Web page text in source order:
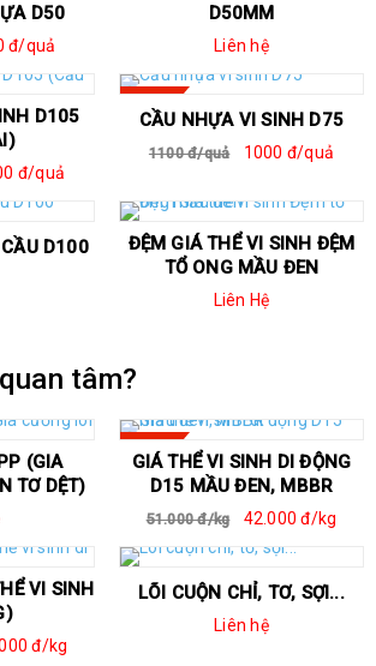
D50
đ/quả
D50MM
Liên hệ
D105
đ/quả
CẦU NHỰA VI SINH D75
1100 đ/quả 1000 đ/quả
D100
ĐỆM GIÁ THỂ VI SINH ĐỆM
TỔ ONG MẦU ĐEN
Liên Hệ
tâm?
(GIA
TƠ DỆT)
SALE
GIÁ THỂ VI SINH DI ĐỘNG
D15 MẦU ĐEN, MBBR
51.000 đ/kg 42.000 đ/kg
VI SINH
đ/kg
LÕI CUỘN CHỈ, TƠ, SỢI...
Liên hệ